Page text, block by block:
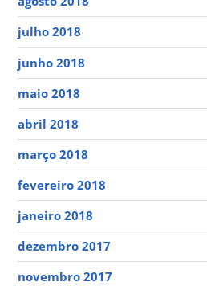
julho 2018
junho 2018
maio 2018
abril 2018
março 2018
fevereiro 2018
janeiro 2018
dezembro 2017
novembro 2017